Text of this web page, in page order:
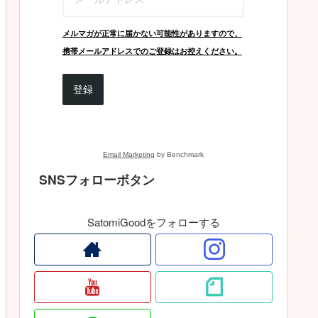
メルマガが正常に届かない可能性がありますので、
携帯メールアドレスでのご登録はお控えください。
登録
Email Marketing by Benchmark
SNSフォローボタン
SatomiGoodをフォローする